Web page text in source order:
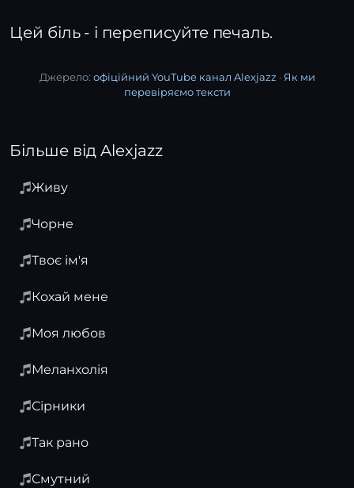
Цей біль - і переписуйте печаль.
Джерело: офіційний YouTube канал Alexjazz · Як ми
перевіряємо тексти
Більше від Alexjazz
Живу
Чорне
Твоє ім'я
Кохай мене
Моя любов
Меланхолія
Сірники
Так рано
Смутний